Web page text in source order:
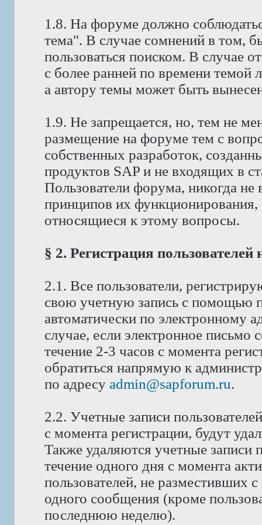
1.8. На форуме должно
тема". В случае сомнений в том,
пользоваться поиском. В случае
с более ранней по времени темой
а автору темы может быть
1.9. Не запрещается, но, тем не
размещение на форуме тем с
собственных разработок,
продуктов SAP и не входящих в
Пользователи форума, никогда
принципов их
относящиеся к этому вопросы.
§ 2. Регистрация пользователей
2.1. Все пользователи,
свою учетную запись с помощью
автоматически по электронному
случае, если электронное письмо
течение 2-3 часов с момента
обратиться напрямую к
по адресу admin@sapforum.ru.
2.2. Учетные записи
с момента регистрации, будут
Также удаляются учетные записи
течение одного дня с момента
пользователей, не разместивших
одного сообщения (кроме
последнюю неделю).